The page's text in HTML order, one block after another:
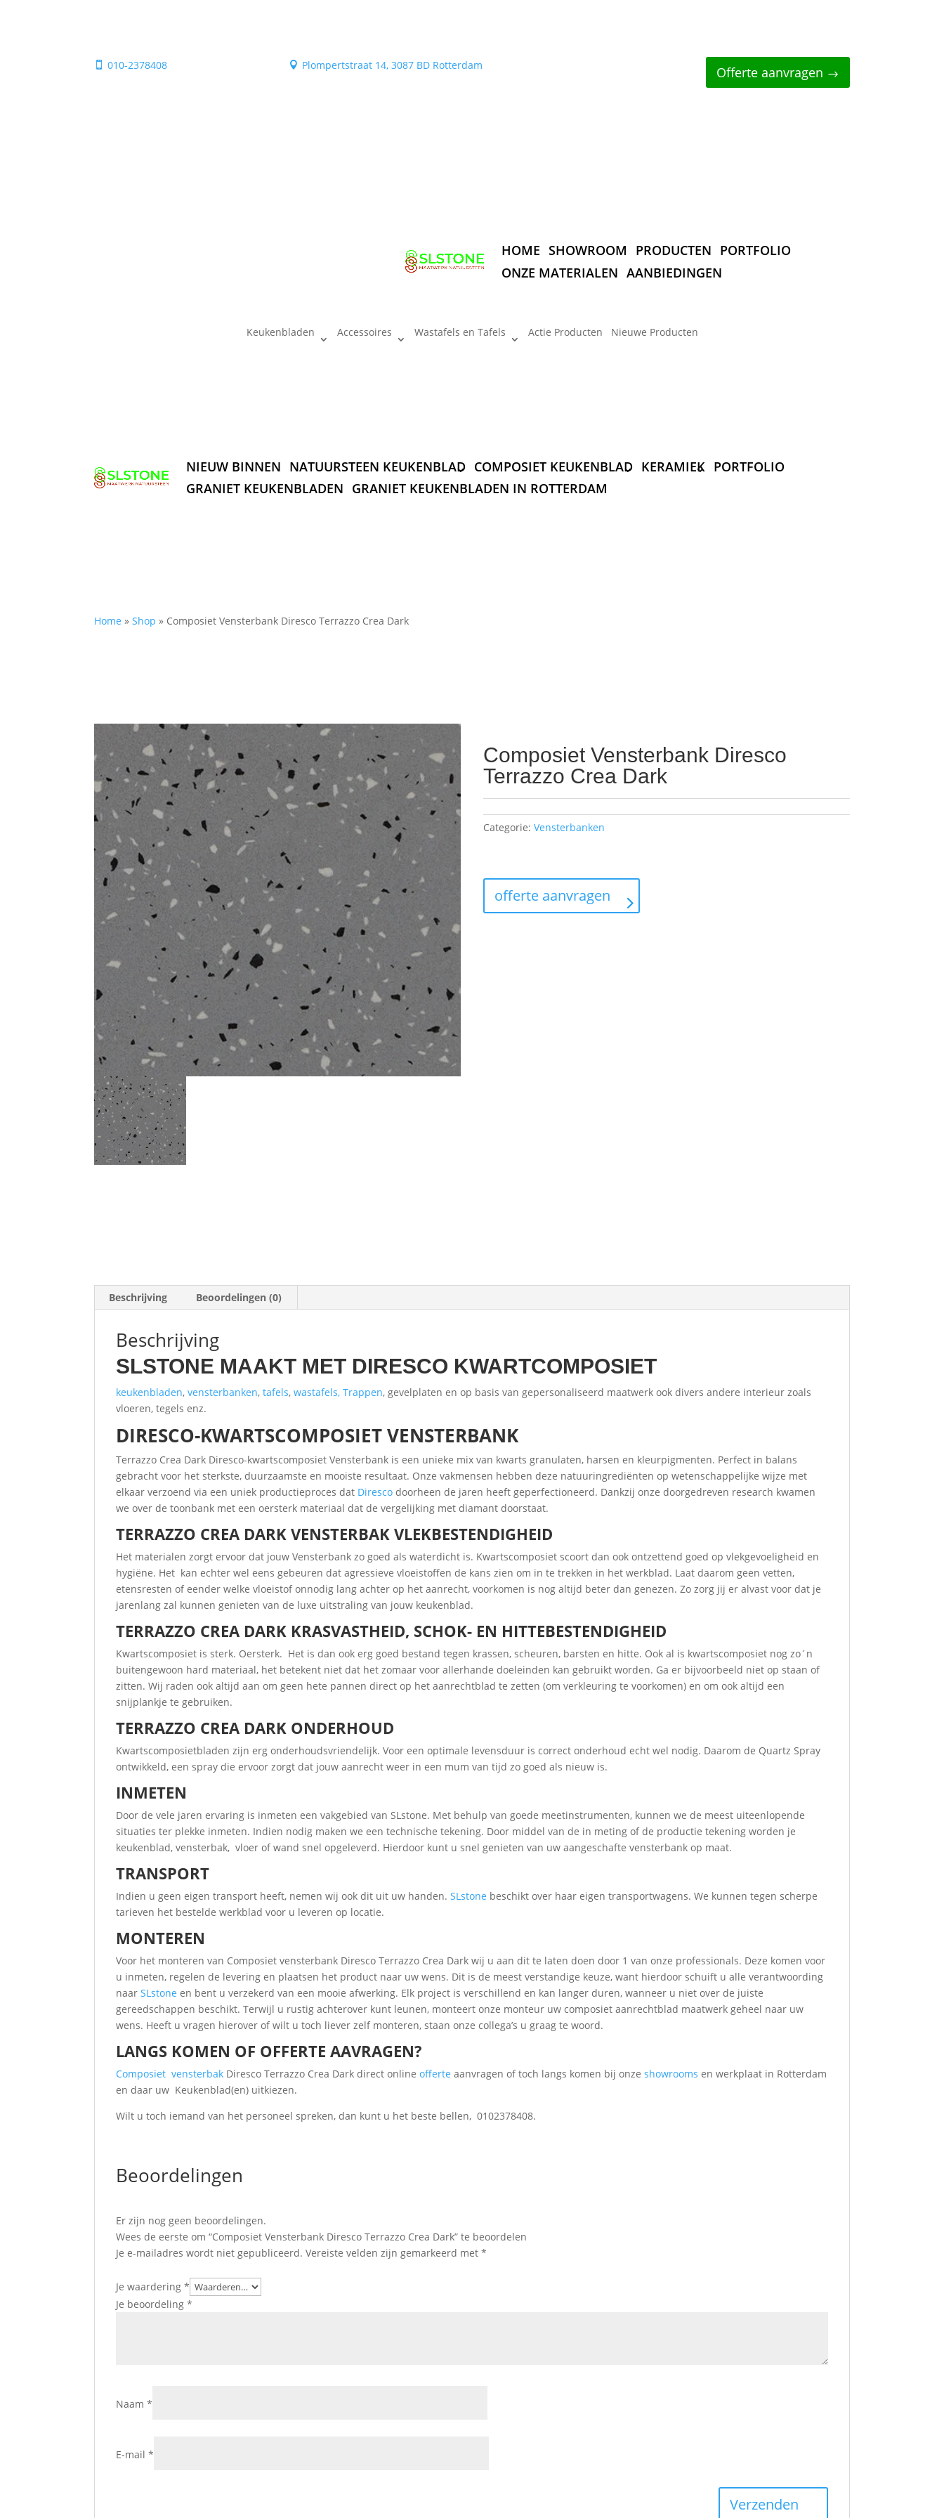
 010-2378408  Plompertstraat 14, 3087 BD Rotterdam Offerte aanvragen
HOME SHOWROOM PRODUCTEN PORTFOLIO
ONZE MATERIALEN AANBIEDINGEN
Keukenbladen Accessoires Wastafels en Tafels Actie Producten Nieuwe Producten
NIEUW BINNEN NATUURSTEEN KEUKENBLAD COMPOSIET KEUKENBLAD KERAMIEK PORTFOLIO
GRANIET KEUKENBLADEN GRANIET KEUKENBLADEN IN ROTTERDAM
Home »Shop » Composiet Vensterbank Diresco Terrazzo Crea Dark
Composiet Vensterbank Diresco
Terrazzo Crea Dark
Categorie: Vensterbanken
offerte aanvragen
Beschrijving Beoordelingen (0)
Beschrijving
SLSTONE MAAKT MET DIRESCO KWARTCOMPOSIET
keukenbladen,vensterbanken,tafels,wastafels, Trappen, gevelplaten en op basis van gepersonaliseerd maatwerk ook divers andere interieur zoals
vloeren, tegels enz.
DIRESCO-KWARTSCOMPOSIET VENSTERBANK
Terrazzo Crea Dark Diresco-kwartscomposiet Vensterbank is een unieke mix van kwarts granulaten, harsen en kleurpigmenten. Perfect in balans
gebracht voor het sterkste, duurzaamste en mooiste resultaat. Onze vakmensen hebben deze natuuringrediënten op wetenschappelijke wijze met
elkaar verzoend via een uniek productieproces dat Diresco doorheen de jaren heeft geperfectioneerd. Dankzij onze doorgedreven research kwamen
we over de toonbank met een oersterk materiaal dat de vergelijking met diamant doorstaat.
TERRAZZO CREA DARK VENSTERBAK VLEKBESTENDIGHEID
Het materialen zorgt ervoor dat jouw Vensterbank zo goed als waterdicht is. Kwartscomposiet scoort dan ook ontzettend goed op vlekgevoeligheid en
hygiëne. Het kan echter wel eens gebeuren dat agressieve vloeistoffen de kans zien om in te trekken in het werkblad. Laat daarom geen vetten,
etensresten of eender welke vloeistof onnodig lang achter op het aanrecht, voorkomen is nog altijd beter dan genezen. Zo zorg jij er alvast voor dat je
jarenlang zal kunnen genieten van de luxe uitstraling van jouw keukenblad.
TERRAZZO CREA DARK KRASVASTHEID, SCHOK- EN HITTEBESTENDIGHEID
Kwartscomposiet is sterk. Oersterk. Het is dan ook erg goed bestand tegen krassen, scheuren, barsten en hitte. Ook al is kwartscomposiet nog zo´n
buitengewoon hard materiaal, het betekent niet dat het zomaar voor allerhande doeleinden kan gebruikt worden. Ga er bijvoorbeeld niet op staan of
zitten. Wij raden ook altijd aan om geen hete pannen direct op het aanrechtblad te zetten (om verkleuring te voorkomen) en om ook altijd een
snijplankje te gebruiken.
TERRAZZO CREA DARK ONDERHOUD
Kwartscomposietbladen zijn erg onderhoudsvriendelijk. Voor een optimale levensduur is correct onderhoud echt wel nodig. Daarom de Quartz Spray
ontwikkeld, een spray die ervoor zorgt dat jouw aanrecht weer in een mum van tijd zo goed als nieuw is.
INMETEN
Door de vele jaren ervaring is inmeten een vakgebied van SLstone. Met behulp van goede meetinstrumenten, kunnen we de meest uiteenlopende
situaties ter plekke inmeten. Indien nodig maken we een technische tekening. Door middel van de in meting of de productie tekening worden je
keukenblad, vensterbak, vloer of wand snel opgeleverd. Hierdoor kunt u snel genieten van uw aangeschafte vensterbank op maat.
TRANSPORT
Indien u geen eigen transport heeft, nemen wij ook dit uit uw handen.SLstone beschikt over haar eigen transportwagens. We kunnen tegen scherpe
tarieven het bestelde werkblad voor u leveren op locatie.
MONTEREN
Voor het monteren van Composiet vensterbank Diresco Terrazzo Crea Dark wij u aan dit te laten doen door 1 van onze professionals. Deze komen voor
u inmeten, regelen de levering en plaatsen het product naar uw wens. Dit is de meest verstandige keuze, want hierdoor schuift u alle verantwoording
naarSLstone en bent u verzekerd van een mooie afwerking. Elk project is verschillend en kan langer duren, wanneer u niet over de juiste
gereedschappen beschikt. Terwijl u rustig achterover kunt leunen, monteert onze monteur uw composiet aanrechtblad maatwerk geheel naar uw
wens. Heeft u vragen hierover of wilt u toch liever zelf monteren, staan onze collega’s u graag te woord.
LANGS KOMEN OF OFFERTE AAVRAGEN?
Composiet vensterbak Diresco Terrazzo Crea Dark direct onlineofferte aanvragen of toch langs komen bij onzeshowrooms en werkplaat in Rotterdam
en daar uw Keukenblad(en) uitkiezen.
Wilt u toch iemand van het personeel spreken, dan kunt u het beste bellen, 0102378408.
Beoordelingen
Er zijn nog geen beoordelingen.
Wees de eerste om “Composiet Vensterbank Diresco Terrazzo Crea Dark” te beoordelen
Je e-mailadres wordt niet gepubliceerd. Vereiste velden zijn gemarkeerd met*
Je waardering*
Je beoordeling*
Naam*
E-mail*